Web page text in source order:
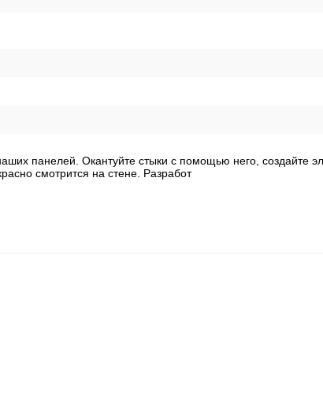
панелей. Окантуйте стыки с помощью него, создайте
смотрится на стене. Разработ